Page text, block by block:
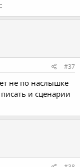
#37
не по наслышке
и сценарии